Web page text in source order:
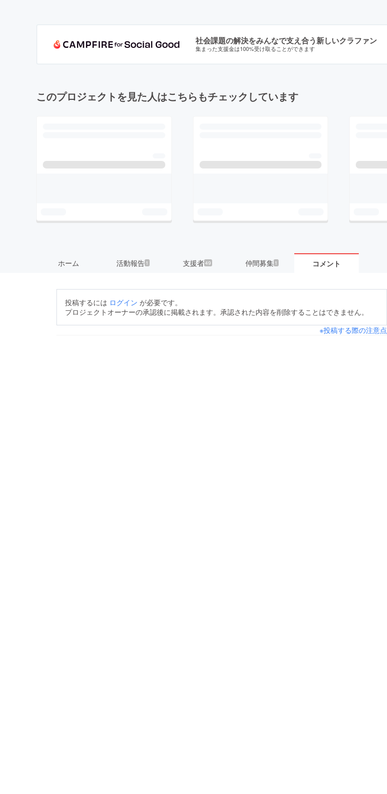
社会課題の解決をみんなで支え合う新しいクラファン
集まった支援金は100%受け取ることができます
このプロジェクトを見た人はこちらもチェックしています
ホーム 活動報告 1 支援者49 仲間募集 1 コメント
投稿するには ログイン が必要です。
プロジェクトオーナーの承認後に掲載されます。承認された内容を削除することはできません。
※投稿する際の注意点